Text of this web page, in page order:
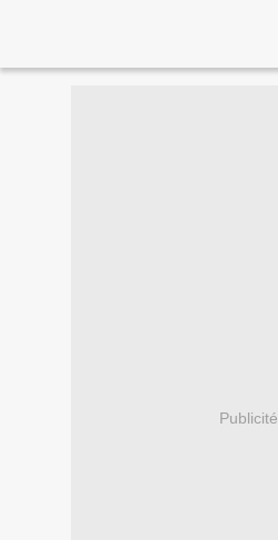
Publicité